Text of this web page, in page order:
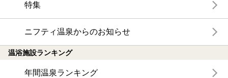
特集
ニフティ温泉からのお知らせ
温浴施設ランキング
年間温泉ランキング